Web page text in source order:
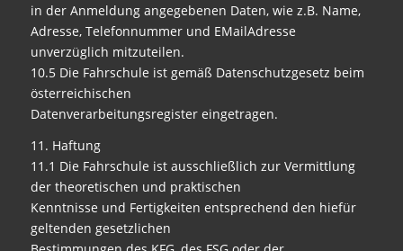
in der Anmeldung angegebenen Daten, wie z.B. Name,
Adresse, Telefonnummer und EMailAdresse
unverzüglich mitzuteilen.
10.5 Die Fahrschule ist gemäß Datenschutzgesetz beim
österreichischen
Datenverarbeitungsregister eingetragen.
11. Haftung
11.1 Die Fahrschule ist ausschließlich zur Vermittlung
der theoretischen und praktischen
Kenntnisse und Fertigkeiten entsprechend den hiefür
geltenden gesetzlichen